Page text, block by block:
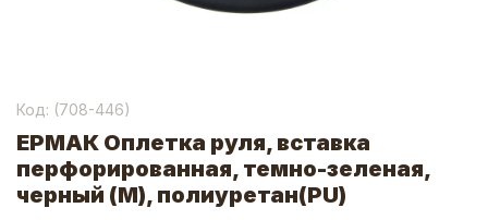
Код: (708-446)
ЕРМАК Оплетка руля, вставка
перфорированная, темно-зеленая,
черный (М), полиуретан(PU)